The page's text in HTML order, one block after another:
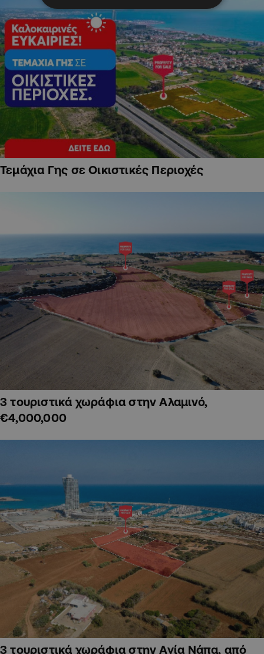
Τεμάχια Γης σε Οικιστικές Περιοχές
3 τουριστικά χωράφια στην Αλαμινό,
€4,000,000
3 τουριστικά χωράφια στην Αγία Νάπα, από